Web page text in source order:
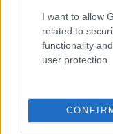
I want to allow
related to
functionality
user protection.
da
Condividi